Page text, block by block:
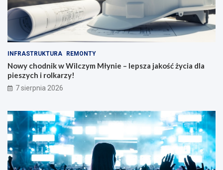
INFRASTRUKTURA REMONTY
Nowy chodnik w Wilczym Młynie – lepsza jakość życia dla
pieszych i rolkarzy!
7 sierpnia 2026